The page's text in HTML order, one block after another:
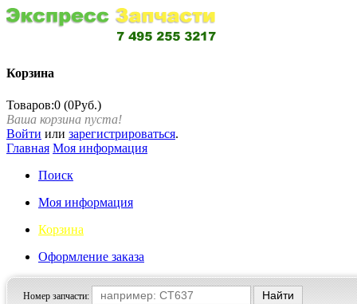
Корзина
Товаров:0 (0Руб.)
Ваша корзина пуста!
Войти или зарегистрироваться.
Главная Моя информация
Поиск
Моя информация
Корзина
Оформление заказа
Номер запчасти: